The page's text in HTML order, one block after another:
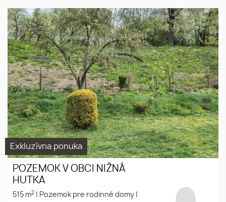
pozemok, vhodný na výstavbu
rodinného domu
Exkluzívna ponuka
POZEMOK V OBCI NIŽNÁ
HUTKA
515 m2 Pozemok pre rodinné domy